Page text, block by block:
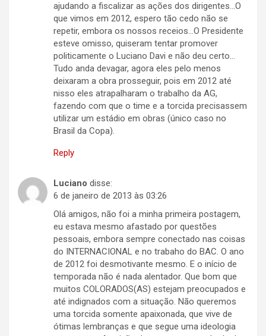
ajudando a fiscalizar as ações dos dirigentes…O
que vimos em 2012, espero tão cedo não se
repetir, embora os nossos receios…O Presidente
esteve omisso, quiseram tentar promover
politicamente o Luciano Davi e não deu certo…
Tudo anda devagar, agora eles pelo menos
deixaram a obra prosseguir, pois em 2012 até
nisso eles atrapalharam o trabalho da AG,
fazendo com que o time e a torcida precisassem
utilizar um estádio em obras (único caso no
Brasil da Copa).
Reply
Luciano disse:
6 de janeiro de 2013 às 03:26
Olá amigos, não foi a minha primeira postagem,
eu estava mesmo afastado por questões
pessoais, embora sempre conectado nas coisas
do INTERNACIONAL e no trabaho do BAC. O ano
de 2012 foi desmotivante mesmo. E o início de
temporada não é nada alentador. Que bom que
muitos COLORADOS(AS) estejam preocupados e
até indignados com a situação. Não queremos
uma torcida somente apaixonada, que vive de
ótimas lembranças e que segue uma ideologia